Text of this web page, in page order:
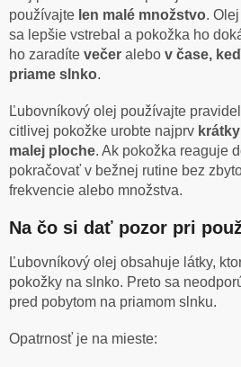
používajte len malé množstvo.
sa lepšie vstrebal a pokožka ho
ho zaradíte večer alebo v čase,
priame slnko.
Ľubovníkový olej používajte
citlivej pokožke urobte najprv
malej ploche. Ak pokožka reaguje
pokračovať v bežnej rutine bez
frekvencie alebo množstva.
Na čo si dať pozor pri
Ľubovníkový olej obsahuje látky,
pokožky na slnko. Preto sa
pred pobytom na priamom slnku.
Opatrnosť je na mieste: